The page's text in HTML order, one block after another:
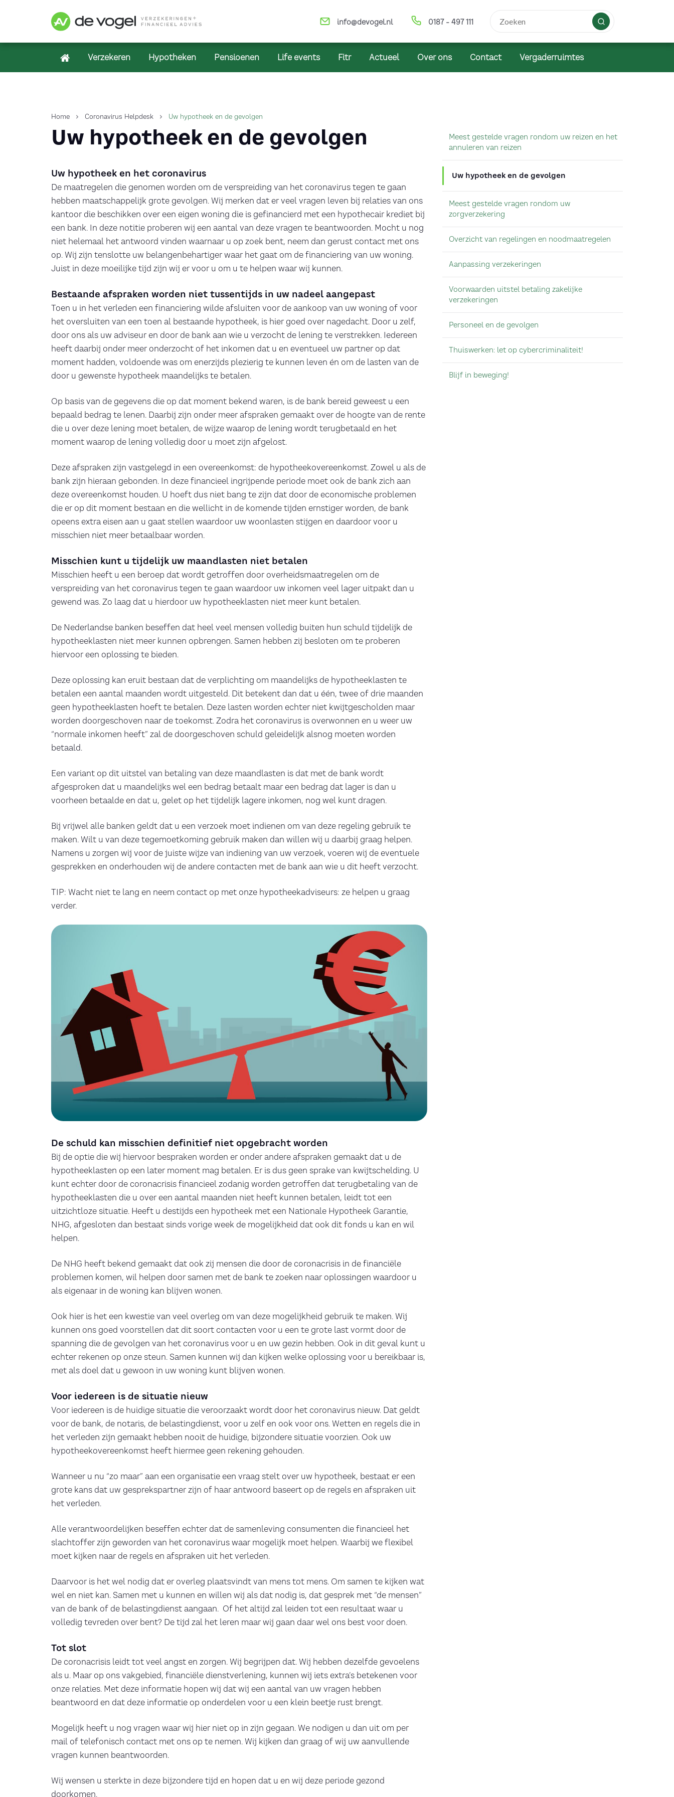
info@devogel.nl 0187 - 497 111
Verzekeren Hypotheken Pensioenen Life events Fitr Actueel Over ons Contact Vergaderruimtes
Home Coronavirus Helpdesk Uw hypotheek en de gevolgen
Uw hypotheek en de gevolgen
Uw hypotheek en het coronavirus
De maatregelen die genomen worden om de verspreiding van het coronavirus tegen te gaan
hebben maatschappelijk grote gevolgen. Wij merken dat er veel vragen leven bij relaties van ons
kantoor die beschikken over een eigen woning die is gefinancierd met een hypothecair krediet bij
een bank. In deze notitie proberen wij een aantal van deze vragen te beantwoorden. Mocht u nog
niet helemaal het antwoord vinden waarnaar u op zoek bent, neem dan gerust contact met ons
op. Wij zijn tenslotte uw belangenbehartiger waar het gaat om de financiering van uw woning.
Juist in deze moeilijke tijd zijn wij er voor u om u te helpen waar wij kunnen.
Bestaande afspraken worden niet tussentijds in uw nadeel aangepast
Toen u in het verleden een financiering wilde afsluiten voor de aankoop van uw woning of voor
het oversluiten van een toen al bestaande hypotheek, is hier goed over nagedacht. Door u zelf,
door ons als uw adviseur en door de bank aan wie u verzocht de lening te verstrekken. Iedereen
heeft daarbij onder meer onderzocht of het inkomen dat u en eventueel uw partner op dat
moment hadden, voldoende was om enerzijds plezierig te kunnen leven én om de lasten van de
door u gewenste hypotheek maandelijks te betalen.
Op basis van de gegevens die op dat moment bekend waren, is de bank bereid geweest u een
bepaald bedrag te lenen. Daarbij zijn onder meer afspraken gemaakt over de hoogte van de rente
die u over deze lening moet betalen, de wijze waarop de lening wordt terugbetaald en het
moment waarop de lening volledig door u moet zijn afgelost.
Deze afspraken zijn vastgelegd in een overeenkomst: de hypotheekovereenkomst. Zowel u als de
bank zijn hieraan gebonden. In deze financieel ingrijpende periode moet ook de bank zich aan
deze overeenkomst houden. U hoeft dus niet bang te zijn dat door de economische problemen
die er op dit moment bestaan en die wellicht in de komende tijden ernstiger worden, de bank
opeens extra eisen aan u gaat stellen waardoor uw woonlasten stijgen en daardoor voor u
misschien niet meer betaalbaar worden.
Misschien kunt u tijdelijk uw maandlasten niet betalen
Misschien heeft u een beroep dat wordt getroffen door overheidsmaatregelen om de
verspreiding van het coronavirus tegen te gaan waardoor uw inkomen veel lager uitpakt dan u
gewend was. Zo laag dat u hierdoor uw hypotheeklasten niet meer kunt betalen.
De Nederlandse banken beseffen dat heel veel mensen volledig buiten hun schuld tijdelijk de
hypotheeklasten niet meer kunnen opbrengen. Samen hebben zij besloten om te proberen
hiervoor een oplossing te bieden.
Deze oplossing kan eruit bestaan dat de verplichting om maandelijks de hypotheeklasten te
betalen een aantal maanden wordt uitgesteld. Dit betekent dan dat u één, twee of drie maanden
geen hypotheeklasten hoeft te betalen. Deze lasten worden echter niet kwijtgescholden maar
worden doorgeschoven naar de toekomst. Zodra het coronavirus is overwonnen en u weer uw
“normale inkomen heeft” zal de doorgeschoven schuld geleidelijk alsnog moeten worden
betaald.
Een variant op dit uitstel van betaling van deze maandlasten is dat met de bank wordt
afgesproken dat u maandelijks wel een bedrag betaalt maar een bedrag dat lager is dan u
voorheen betaalde en dat u, gelet op het tijdelijk lagere inkomen, nog wel kunt dragen.
Bij vrijwel alle banken geldt dat u een verzoek moet indienen om van deze regeling gebruik te
maken. Wilt u van deze tegemoetkoming gebruik maken dan willen wij u daarbij graag helpen.
Namens u zorgen wij voor de juiste wijze van indiening van uw verzoek, voeren wij de eventuele
gesprekken en onderhouden wij de andere contacten met de bank aan wie u dit heeft verzocht.
TIP: Wacht niet te lang en neem contact op met onze hypotheekadviseurs: ze helpen u graag
verder.
De schuld kan misschien definitief niet opgebracht worden
Bij de optie die wij hiervoor bespraken worden er onder andere afspraken gemaakt dat u de
hypotheeklasten op een later moment mag betalen. Er is dus geen sprake van kwijtschelding. U
kunt echter door de coronacrisis financieel zodanig worden getroffen dat terugbetaling van de
hypotheeklasten die u over een aantal maanden niet heeft kunnen betalen, leidt tot een
uitzichtloze situatie. Heeft u destijds een hypotheek met een Nationale Hypotheek Garantie,
NHG, afgesloten dan bestaat sinds vorige week de mogelijkheid dat ook dit fonds u kan en wil
helpen.
De NHG heeft bekend gemaakt dat ook zij mensen die door de coronacrisis in de financiële
problemen komen, wil helpen door samen met de bank te zoeken naar oplossingen waardoor u
als eigenaar in de woning kan blijven wonen.
Ook hier is het een kwestie van veel overleg om van deze mogelijkheid gebruik te maken. Wij
kunnen ons goed voorstellen dat dit soort contacten voor u een te grote last vormt door de
spanning die de gevolgen van het coronavirus voor u en uw gezin hebben. Ook in dit geval kunt u
echter rekenen op onze steun. Samen kunnen wij dan kijken welke oplossing voor u bereikbaar is,
met als doel dat u gewoon in uw woning kunt blijven wonen.
Voor iedereen is de situatie nieuw
Voor iedereen is de huidige situatie die veroorzaakt wordt door het coronavirus nieuw. Dat geldt
voor de bank, de notaris, de belastingdienst, voor u zelf en ook voor ons. Wetten en regels die in
het verleden zijn gemaakt hebben nooit de huidige, bijzondere situatie voorzien. Ook uw
hypotheekovereenkomst heeft hiermee geen rekening gehouden.
Wanneer u nu “zo maar” aan een organisatie een vraag stelt over uw hypotheek, bestaat er een
grote kans dat uw gesprekspartner zijn of haar antwoord baseert op de regels en afspraken uit
het verleden.
Alle verantwoordelijken beseffen echter dat de samenleving consumenten die financieel het
slachtoffer zijn geworden van het coronavirus waar mogelijk moet helpen. Waarbij we flexibel
moet kijken naar de regels en afspraken uit het verleden.
Daarvoor is het wel nodig dat er overleg plaatsvindt van mens tot mens. Om samen te kijken wat
wel en niet kan. Samen met u kunnen en willen wij als dat nodig is, dat gesprek met “de mensen”
van de bank of de belastingdienst aangaan. Of het altijd zal leiden tot een resultaat waar u
volledig tevreden over bent? De tijd zal het leren maar wij gaan daar wel ons best voor doen.
Tot slot
De coronacrisis leidt tot veel angst en zorgen. Wij begrijpen dat. Wij hebben dezelfde gevoelens
als u. Maar op ons vakgebied, financiële dienstverlening, kunnen wij iets extra’s betekenen voor
onze relaties. Met deze informatie hopen wij dat wij een aantal van uw vragen hebben
beantwoord en dat deze informatie op onderdelen voor u een klein beetje rust brengt.
Mogelijk heeft u nog vragen waar wij hier niet op in zijn gegaan. We nodigen u dan uit om per
mail of telefonisch contact met ons op te nemen. Wij kijken dan graag of wij uw aanvullende
vragen kunnen beantwoorden.
Wij wensen u sterkte in deze bijzondere tijd en hopen dat u en wij deze periode gezond
doorkomen.
Meest gestelde vragen rondom uw reizen en het
annuleren van reizen
Uw hypotheek en de gevolgen
Meest gestelde vragen rondom uw
zorgverzekering
Overzicht van regelingen en noodmaatregelen
Aanpassing verzekeringen
Voorwaarden uitstel betaling zakelijke
verzekeringen
Personeel en de gevolgen
Thuiswerken: let op cybercriminaliteit!
Blijf in beweging!